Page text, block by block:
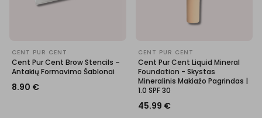
CENT PUR CENT
Cent Pur Cent Brow Stencils –
Antakių Formavimo Šablonai
8.90 €
CENT PUR CENT
Cent Pur Cent Liquid Mineral
Foundation - Skystas
Mineralinis Makiažo Pagrindas |
1.0 SPF 30
45.99 €